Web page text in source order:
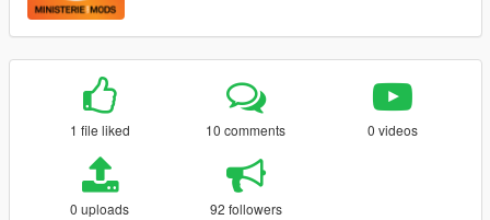
1 file liked 10 comments 0 videos
0 uploads 92 followers